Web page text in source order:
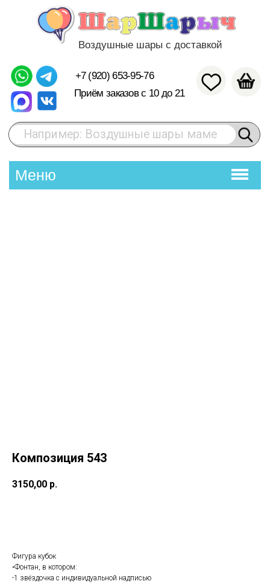
Воздушные шары с доставкой
Приём заказов с 10 до 21
Меню
Например: Воздушные шары маме
Композиция 543
3150,00 р.
Фигура кубок
•Фонтан, в котором:
-1 звёздочка с индивидуальной надписью